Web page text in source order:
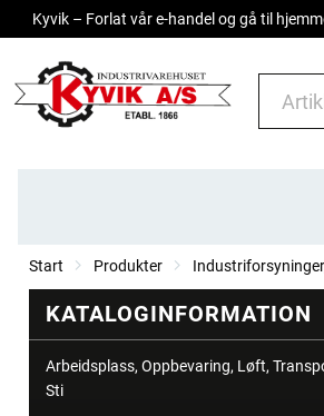
Kyvik – Forlat vår e-handel og gå til
Start Produkter
KATALOGINFORMATION
Arbeidsplass, Oppbevaring, Løft,
Sti